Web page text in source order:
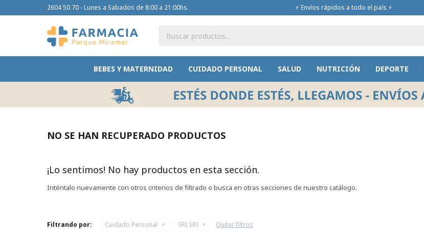
BEBES Y MATERNIDAD CUIDADO PERSONAL SALUD NUTRICIÓN DEPORTE
2604 50 70 - Lunes a Sabados de 8:00 a 21:00hs. ⚡ Envíos rápidos a todo el país ⚡
NO SE HAN RECUPERADO PRODUCTOS
¡Lo sentimos! No hay productos en esta sección.
Inténtalo nuevamente con otros criterios de filtrado o busca en otras secciones de nuestro catálogo.
Filtrando por: Cuidado Personal SRI SRI Quitar filtros